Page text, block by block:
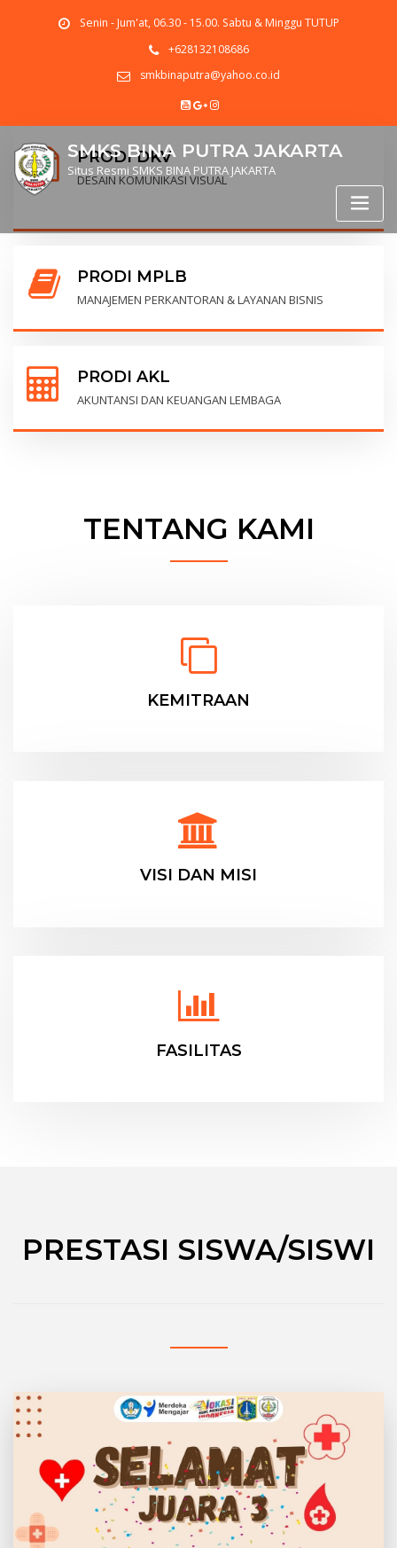
Senin - Jum'at, 06.30 - 15.00. Sabtu & Minggu TUTUP
+628132108686
smkbinaputra@yahoo.co.id
SMKS BINA PUTRA JAKARTA
Situs Resmi SMKS BINA PUTRA JAKARTA
PRODI DKV
DESAIN KOMUNIKASI VISUAL
PRODI MPLB
MANAJEMEN PERKANTORAN & LAYANAN BISNIS
PRODI AKL
AKUNTANSI DAN KEUANGAN LEMBAGA
TENTANG KAMI
KEMITRAAN
VISI DAN MISI
FASILITAS
PRESTASI SISWA/SISWI